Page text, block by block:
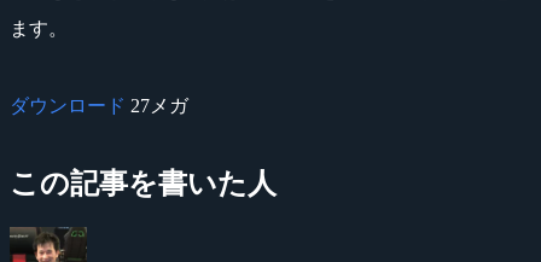
ます。
ダウンロード 27メガ
この記事を書いた人